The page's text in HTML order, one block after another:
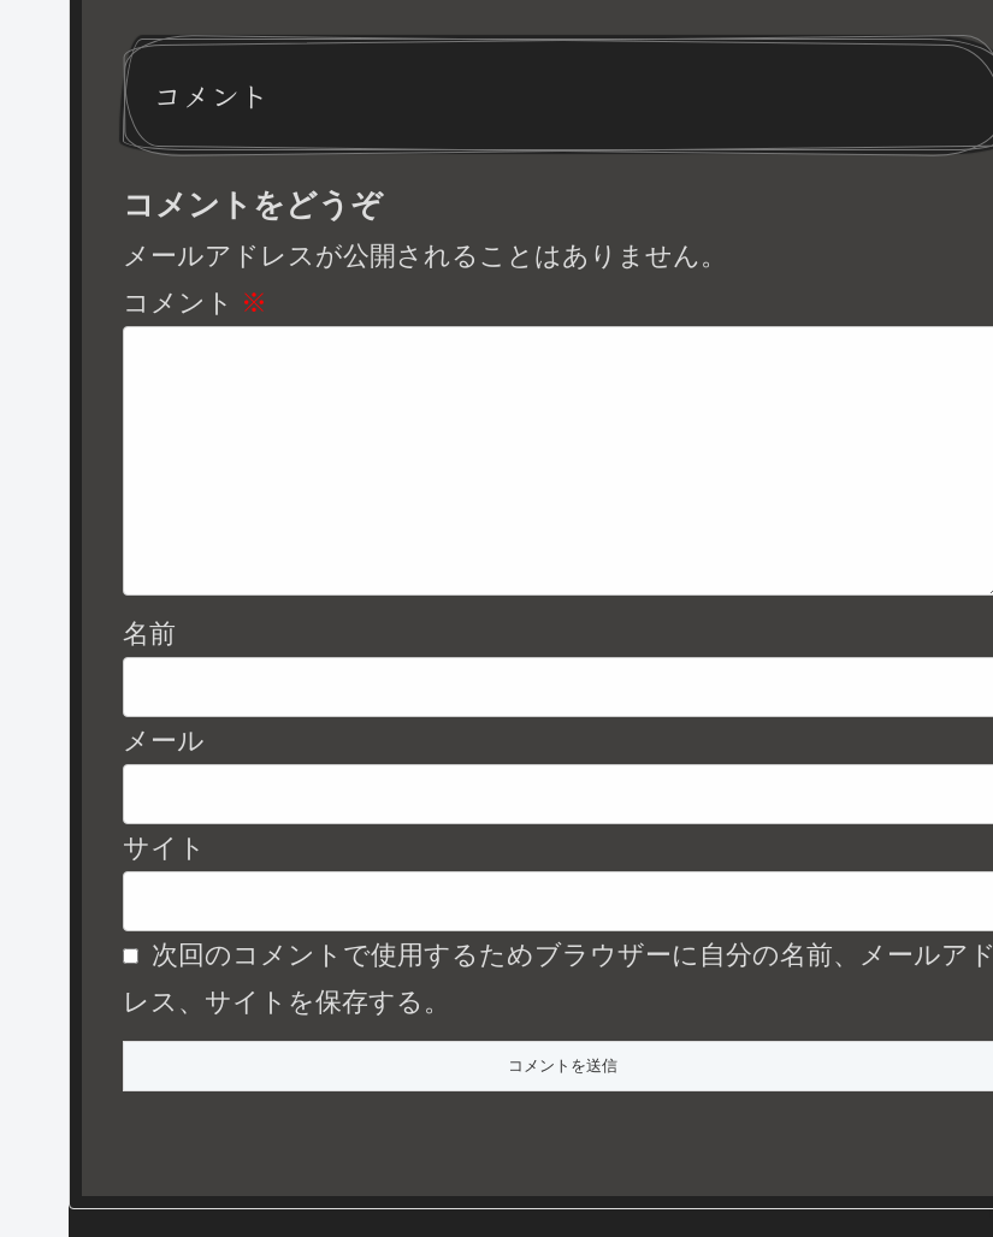
コメント
コメントをどうぞ
メールアドレスが公開されることはありません。
コメント ※
名前
メール
サイト
次回のコメントで使用するためブラウザーに自分の名前、メールアド
レス、サイトを保存する。